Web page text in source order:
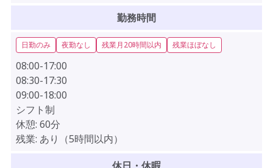
勤務時間
日勤のみ 夜勤なし 残業月20時間以内 残業ほぼなし
08:00-17:00
08:30-17:30
09:00-18:00
シフト制
休憩: 60分
残業: あり（5時間以内）